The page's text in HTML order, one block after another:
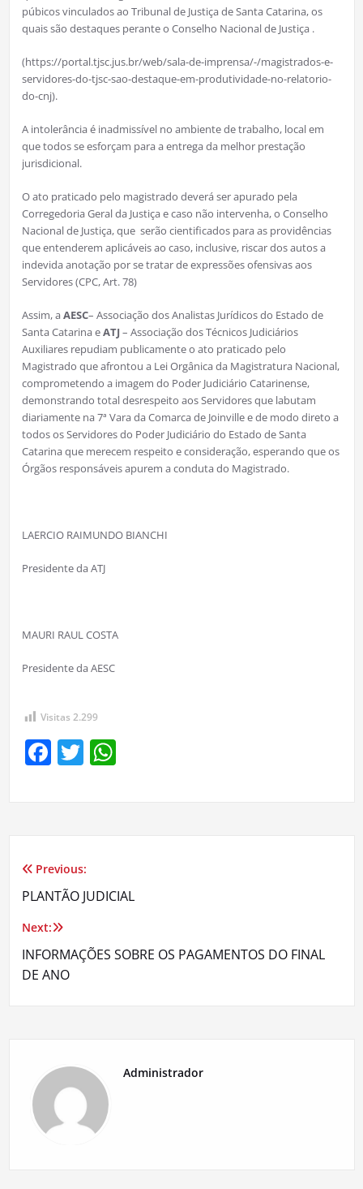
púbicos vinculados ao Tribunal de Justiça de Santa Catarina, os
quais são destaques perante o Conselho Nacional de Justiça .
(https://portal.tjsc.jus.br/web/sala-de-imprensa/-/magistrados-e-
servidores-do-tjsc-sao-destaque-em-produtividade-no-relatorio-
do-cnj).
A intolerância é inadmissível no ambiente de trabalho, local em
que todos se esforçam para a entrega da melhor prestação
jurisdicional.
O ato praticado pelo magistrado deverá ser apurado pela
Corregedoria Geral da Justiça e caso não intervenha, o Conselho
Nacional de Justiça, que serão cientificados para as providências
que entenderem aplicáveis ao caso, inclusive, riscar dos autos a
indevida anotação por se tratar de expressões ofensivas aos
Servidores (CPC, Art. 78)
Assim, aAESC– Associação dos Analistas Jurídicos do Estado de
Santa Catarina eATJ – Associação dos Técnicos Judiciários
Auxiliares repudiam publicamente o ato praticado pelo
Magistrado que afrontou a Lei Orgânica da Magistratura Nacional,
comprometendo a imagem do Poder Judiciário Catarinense,
demonstrando total desrespeito aos Servidores que labutam
diariamente na 7ª Vara da Comarca de Joinville e de modo direto a
todos os Servidores do Poder Judiciário do Estado de Santa
Catarina que merecem respeito e consideração, esperando que os
Órgãos responsáveis apurem a conduta do Magistrado.
LAERCIO RAIMUNDO BIANCHI
Presidente da ATJ
MAURI RAUL COSTA
Presidente da AESC
Visitas 2.299
Facebook
TwitterWhatsApp
Navegação
de
Post
Previous:
PLANTÃO JUDICIAL
Next:
INFORMAÇÕES SOBRE OS PAGAMENTOS DO FINAL
DE ANO
Administrador